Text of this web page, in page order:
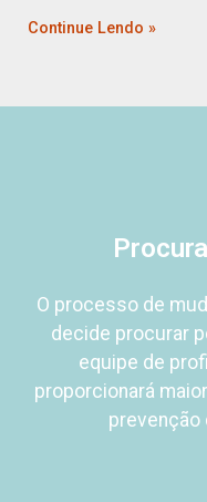
Continue Lendo »
O processo de
decide procurar
equipe de
proporcionará
prevenção